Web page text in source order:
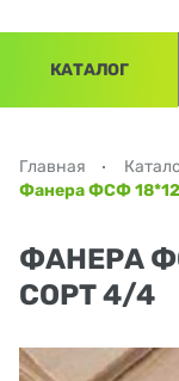
КАТАЛОГ
Главная
Фанера ФСФ
ФАНЕРА
СОРТ 4/4